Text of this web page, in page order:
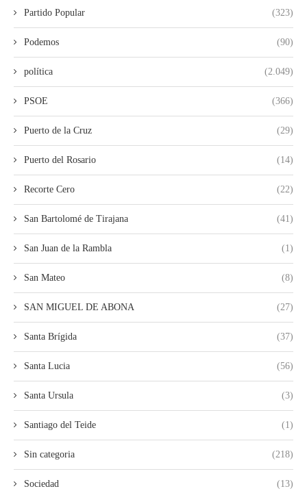
Partido Popular (323)
Podemos (90)
política (2.049)
PSOE (366)
Puerto de la Cruz (29)
Puerto del Rosario (14)
Recorte Cero (22)
San Bartolomé de Tirajana (41)
San Juan de la Rambla (1)
San Mateo (8)
SAN MIGUEL DE ABONA (27)
Santa Brígida (37)
Santa Lucia (56)
Santa Ursula (3)
Santiago del Teide (1)
Sin categoria (218)
Sociedad (13)